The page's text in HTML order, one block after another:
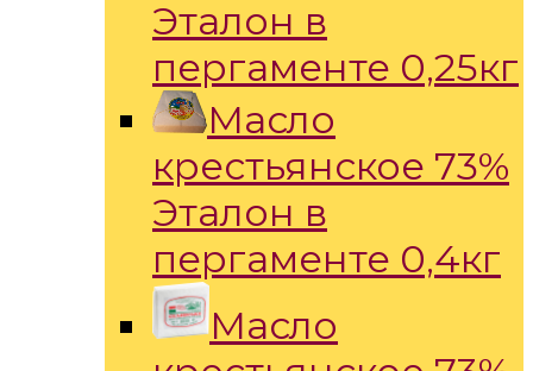
Эталон в
пергаменте 0,25кг
Масло
крестьянское 73%
Эталон в
пергаменте 0,4кг
Масло